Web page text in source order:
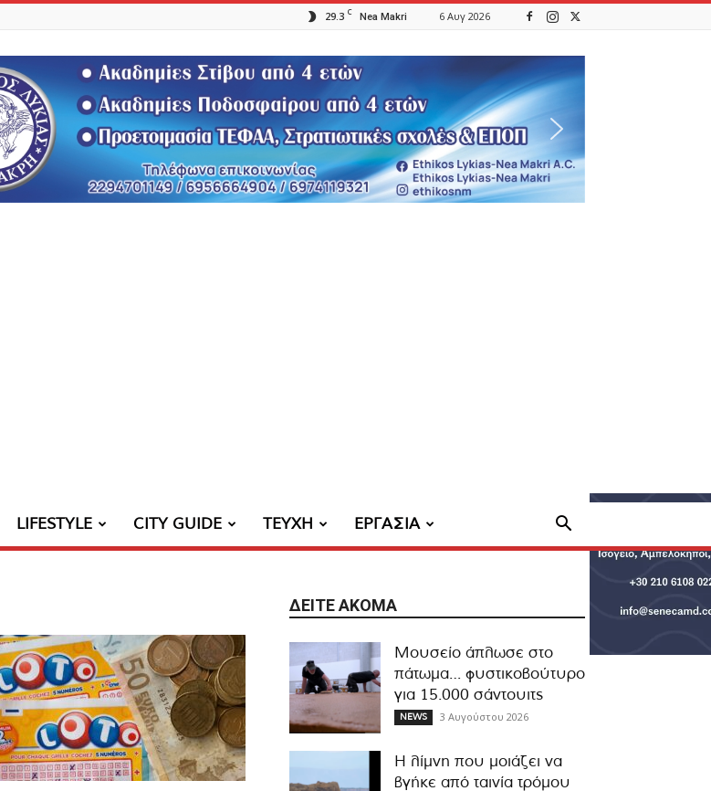
29.3 C Nea Makri 6 Αυγ 2026
LIFESTYLE CITY GUIDE ΤΕΥΧΗ ΕΡΓΑΣΙΑ
ΔΕΊΤΕ ΑΚΌΜΑ
Μουσείο άπλωσε στο
πάτωμα… φυστικοβούτυρο
για 15.000 σάντουιτς
NEWS 3 Αυγούστου 2026
Η λίμνη που μοιάζει να
βγήκε από ταινία τρόμου